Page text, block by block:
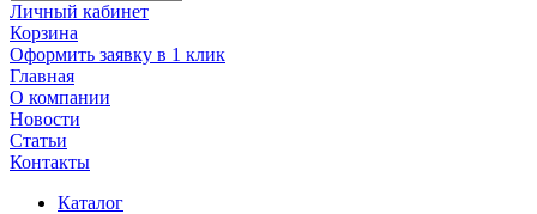
Личный кабинет
Корзина
Оформить заявку в 1 клик
Главная
О компании
Новости
Статьи
Контакты
Каталог